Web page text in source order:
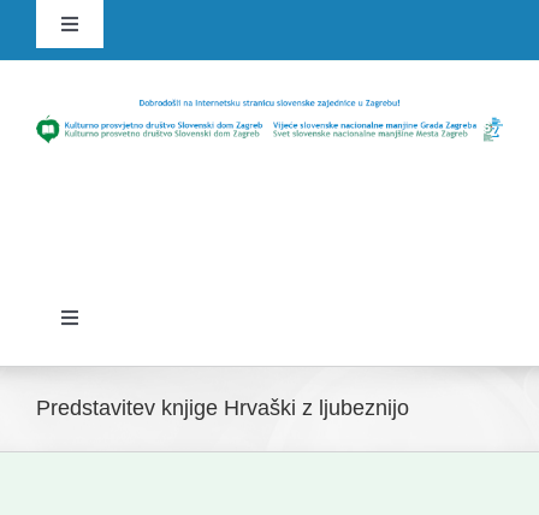
content
Toggle
Navigation
Toggle
Novice
Predstavitev knjige Hrvaški z ljubeznijo